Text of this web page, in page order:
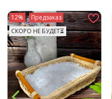
12%
Предзаказ
СКОРО НЕ БУДЕТ⏳